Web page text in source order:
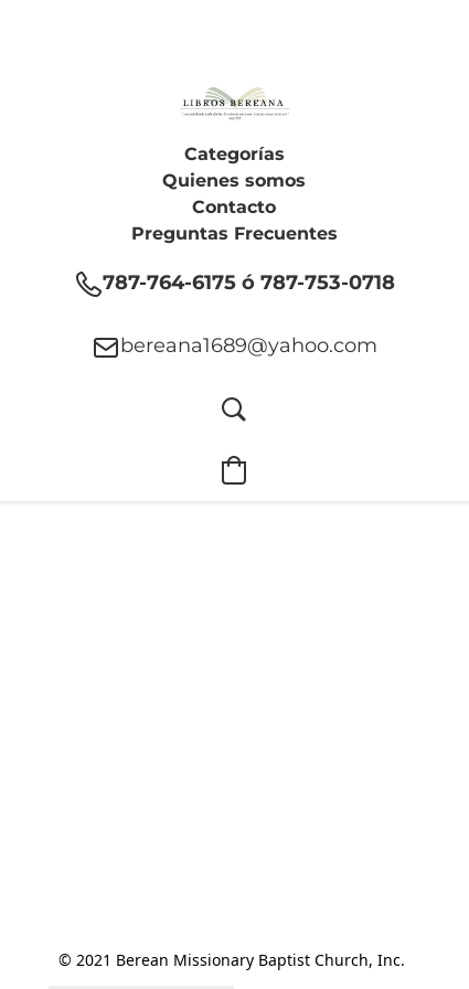
Categorías
Quienes somos
Contacto
Preguntas Frecuentes
787-764-6175 ó 787-753-0718
bereana1689@yahoo.com
© 2021 Berean Missionary Baptist Church, Inc.